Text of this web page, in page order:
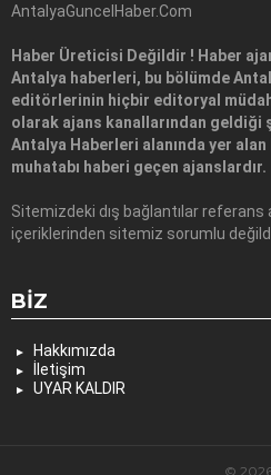
AntalyaGuncelHaber.Com
Haber Üreticisi Değildir ! Haber
Antalya haberleri, bu bölümde
editörlerinin hiçbir editoryal
olarak ajans kanallarından geldiği
Antalya Haberleri alanında yer
muhatabı haberi geçen ajanslardır.
Sitemizdeki dış bağlantılar referans
içeriklerinden sitemiz sorumlu
BIZ
Hakkımızda
İletişim
UYAR KALDIR
©